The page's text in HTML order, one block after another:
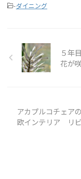
-ダイニング
５年
花が
アカプルコチェア
欧インテリア リ